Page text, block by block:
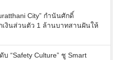
City” กำนันศักดิ์
เงินส่วนตัว 1 ล้านบาทสานฝันให้
“Safety Culture” ชู Smart